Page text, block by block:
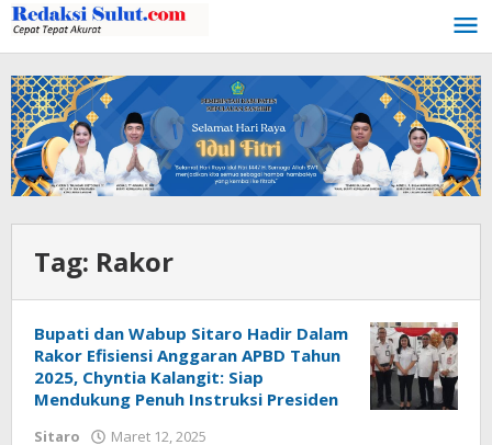
Lewati
ke
konten
Tag: Rakor
Bupati dan Wabup Sitaro Hadir Dalam
Rakor Efisiensi Anggaran APBD Tahun
2025, Chyntia Kalangit: Siap
Mendukung Penuh Instruksi Presiden
Sitaro Maret 12, 2025